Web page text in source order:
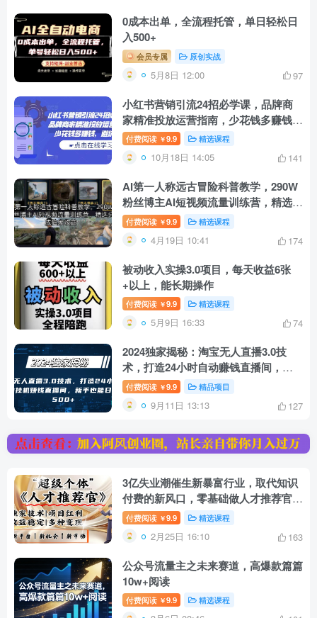
0成本出单，全流程托管，单日轻松日
入500+
会员专属 原创实战
5月8日 12:00 97
小红书营销引流24招必学课，品牌商
家精准投放运营指南，少花钱多赚钱，
避坑秘籍!
付费阅读 ￥9.9 精选课程
10月18日 14:05 141
AI第一人称远古冒险科普教学，290W
粉丝博主AI短视频流量训练营，精选分
成独家收益
付费阅读 ￥9.9 精选课程
4月19日 10:41 174
被动收入实操3.0项目，每天收益6张
+以上，能长期操作
付费阅读 ￥9.9 精选课程
5月9日 16:33 74
2024独家揭秘：淘宝无人直播3.0技
术，打造24小时自动赚钱直播间，新
手也能日赚500+【实操教程+软件】
付费阅读 ￥9.9 精品项目
9月11日 13:13 127
3亿失业潮催生新暴富行业，取代知识
付费的新风口，零基础做人才推荐官，
一部手机日入多张
付费阅读 ￥9.9 精选课程
2月25日 16:10 163
公众号流量主之未来赛道，高爆款篇篇
10w+阅读
付费阅读 ￥9.9 精选课程